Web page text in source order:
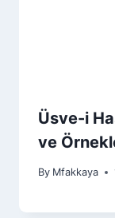
Üsve-i
ve
By Mfakkaya